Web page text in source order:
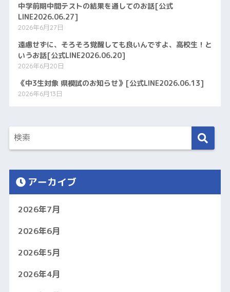
中学前期中間テストの結果を通してのお話[公式
LINE2026.06.27]
2026年6月27日
遠慮せずに、そろそろ覚醒しても良いんですよ、高校生！と
いうお話[公式LINE2026.06.20]
2026年6月20日
《中3生対象 県模試のお知らせ》[公式LINE2026.06.13]
2026年6月13日
アーカイブ
2026年7月
2026年6月
2026年5月
2026年4月